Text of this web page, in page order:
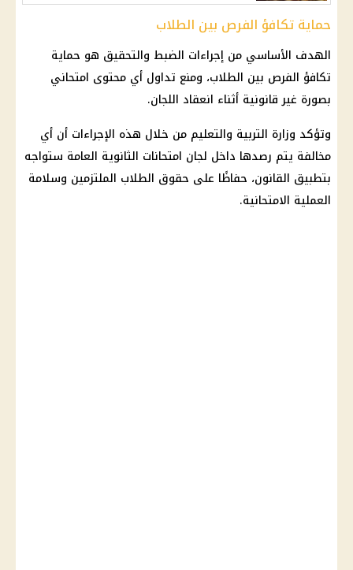
حماية تكافؤ الفرص بين الطلاب
الهدف الأساسي من إجراءات الضبط والتحقيق هو حماية
تكافؤ الفرص بين الطلاب، ومنع تداول أي محتوى امتحاني
بصورة غير قانونية أثناء انعقاد اللجان.
وتؤكد وزارة التربية والتعليم من خلال هذه الإجراءات أن أي
مخالفة يتم رصدها داخل لجان امتحانات الثانوية العامة ستواجه
بتطبيق القانون، حفاظًا على حقوق الطلاب الملتزمين وسلامة
العملية الامتحانية.